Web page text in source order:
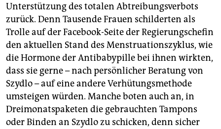
Unterstützung des totalen Abtreibungsverbots
zurück. Denn Tausende Frauen schilderten als
Trolle auf der Facebook-Seite der Regierungschefin
den aktuellen Stand des Menstruationszyklus, wie
die Hormone der Antibabypille bei ihnen wirkten,
dass sie gerne – nach persönlicher Beratung von
Szydlo – auf eine andere Verhütungsmethode
umsteigen würden. Manche boten auch an, in
Dreimonatspaketen die gebrauchten Tampons
oder Binden an Szydlo zu schicken, denn sicher